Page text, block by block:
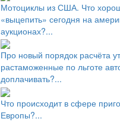
Мотоциклы из США. Что
«выцепить» сегодня на
аукционах?...
Про новый порядок расчёта
растаможенные по льготе
доплачивать?...
Что происходит в сфере
Европы?...